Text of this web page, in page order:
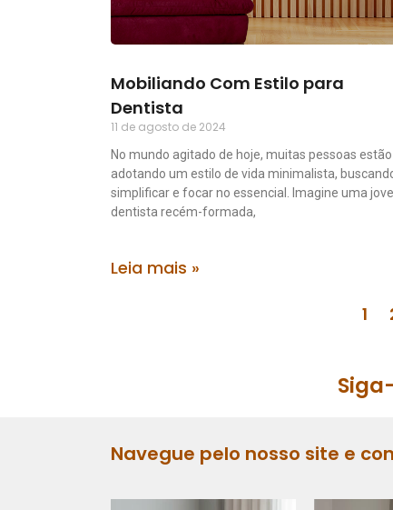
Mobiliando Com Estilo para
Dentista
11 de agosto de 2024
No mundo agitado de hoje, muitas pessoas estão
adotando um estilo de vida minimalista,
simplificar e focar no essencial. Imagine uma
dentista recém-formada,
Leia mais »
1
Navegue pelo nosso site e